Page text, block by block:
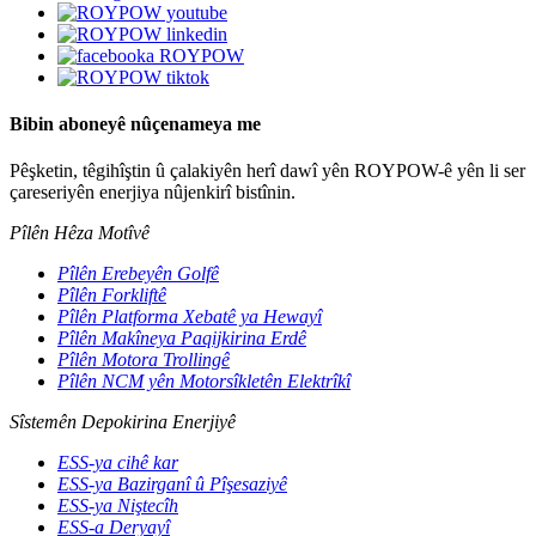
Bibin aboneyê nûçenameya me
Pêşketin, têgihîştin û çalakiyên herî dawî yên ROYPOW-ê yên li ser
çareseriyên enerjiya nûjenkirî bistînin.
Pîlên Hêza Motîvê
Pîlên Erebeyên Golfê
Pîlên Forkliftê
Pîlên Platforma Xebatê ya Hewayî
Pîlên Makîneya Paqijkirina Erdê
Pîlên Motora Trollingê
Pîlên NCM yên Motorsîkletên Elektrîkî
Sîstemên Depokirina Enerjiyê
ESS-ya cihê kar
ESS-ya Bazirganî û Pîşesaziyê
ESS-ya Niştecîh
ESS-a Deryayî